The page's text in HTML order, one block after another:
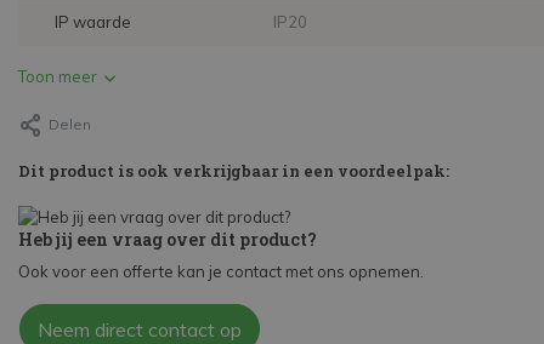
IP waarde IP20
Toon meer
Delen
Dit product is ook verkrijgbaar in een voordeelpak:
Heb jij een vraag over dit product?
Ook voor een offerte kan je contact met ons opnemen.
Neem direct contact op